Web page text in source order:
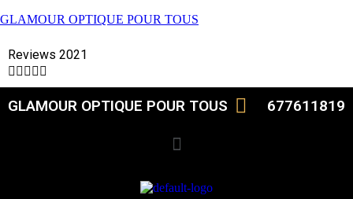
GLAMOUR OPTIQUE POUR TOUS
Reviews 2021
    
GLAMOUR OPTIQUE POUR TOUS 677611819